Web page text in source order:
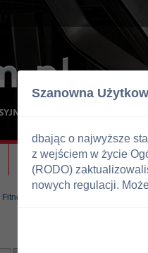
Ekipa
Szanowna
dbając o najwyższe
z wejściem w życie
(RODO)
nowych regulacji.